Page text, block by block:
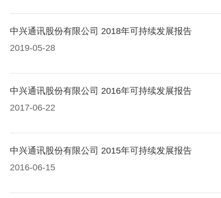
中兴通讯股份有限公司 2018年可持续发展报告
2019-05-28
中兴通讯股份有限公司 2016年可持续发展报告
2017-06-22
中兴通讯股份有限公司 2015年可持续发展报告
2016-06-15